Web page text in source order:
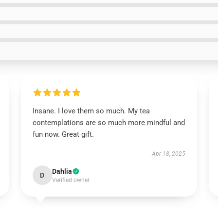
Insane. I love them so much. My tea
contemplations are so much more mindful and
fun now. Great gift.
Apr 18, 2025
D Dahlia
Verified owner